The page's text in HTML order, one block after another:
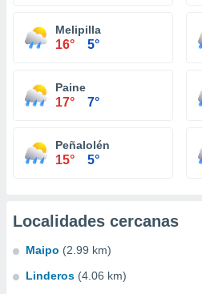
Melipilla
16° 5°
Paine
17° 7°
Peñalolén
15° 5°
Localidades cercanas
Maipo (2.99 km)
Linderos (4.06 km)